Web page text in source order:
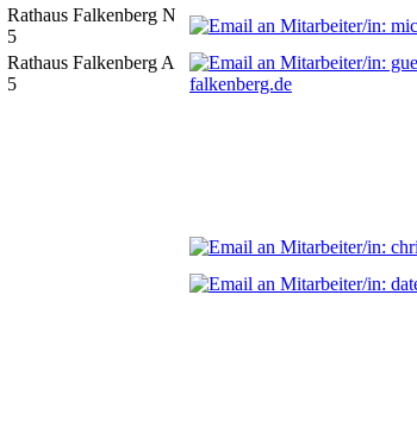
Rathaus Falkenberg N
5
Rathaus Falkenberg A
5
falkenberg.de